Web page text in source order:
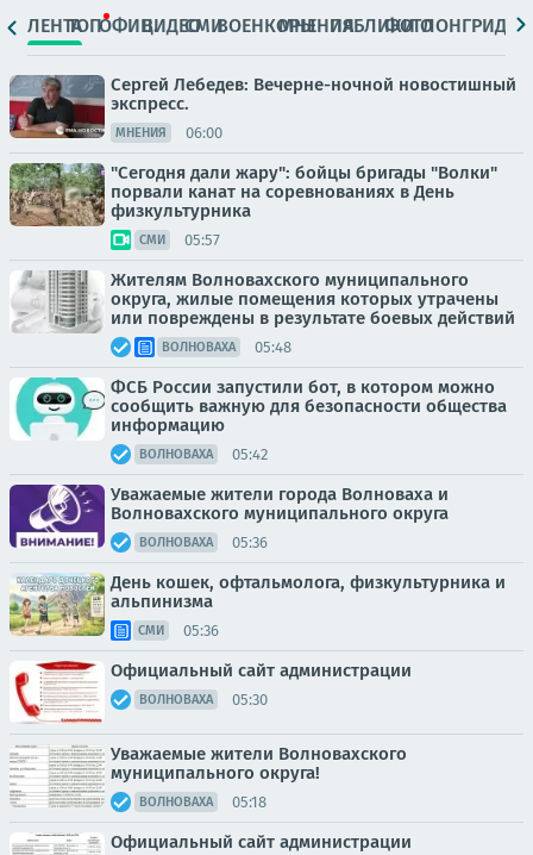
ЛЕНТАТОПОФИЦ.ВИДЕОСМИВОЕНКОРЫМНЕНИЯПАБЛИКИ
ФОТОЛОНГРИДЫ
Сергей Лебедев: Вечерне-ночной новостишный
экспресс.
МНЕНИЯ 06:00
"Сегодня дали жару": бойцы бригады "Волки"
порвали канат на соревнованиях в День
физкультурника
СМИ 05:57
Жителям Волновахского муниципального
округа, жилые помещения которых утрачены
или повреждены в результате боевых действий
ВОЛНОВАХА 05:48
ФСБ России запустили бот, в котором можно
сообщить важную для безопасности общества
информацию
ВОЛНОВАХА 05:42
Уважаемые жители города Волноваха и
Волновахского муниципального округа
ВОЛНОВАХА 05:36
День кошек, офтальмолога, физкультурника и
альпинизма
СМИ 05:36
Официальный сайт администрации
ВОЛНОВАХА 05:30
Уважаемые жители Волновахского
муниципального округа!
ВОЛНОВАХА 05:18
Официальный сайт администрации